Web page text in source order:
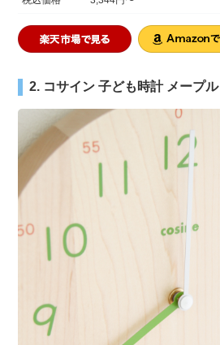
2. コサイン 子ども時計 メープル